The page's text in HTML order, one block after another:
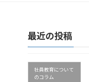
最近の投稿
社員教育について
のコラム